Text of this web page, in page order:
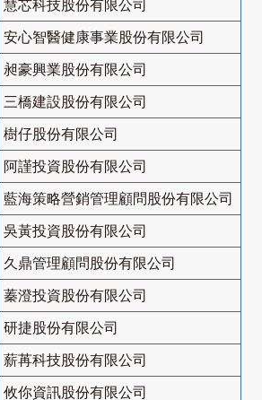
慧芯科技股份有限公司
安心智醫健康事業股份有限公司
昶豪興業股份有限公司
三橋建設股份有限公司
樹仔股份有限公司
阿謹投資股份有限公司
藍海策略營銷管理顧問股份有限公司
吳黃投資股份有限公司
久鼎管理顧問股份有限公司
蓁澄投資股份有限公司
研捷股份有限公司
薪苒科技股份有限公司
攸你資訊股份有限公司